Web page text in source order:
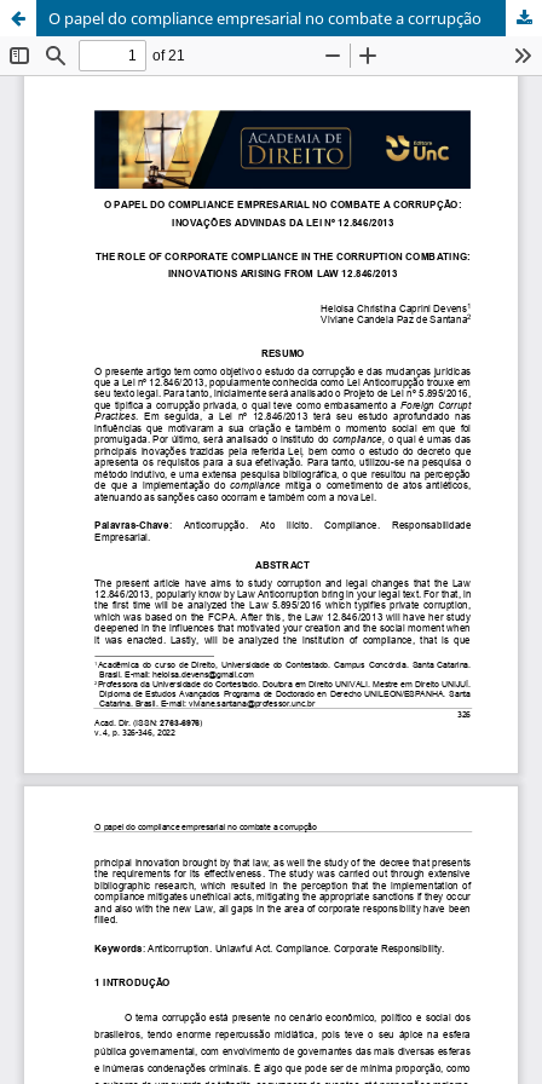
O papel do compliance empresarial no combate a corrupção